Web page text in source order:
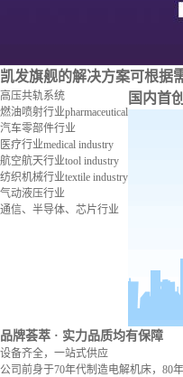
凯发旗舰的解决方案可根据
高压共轨系统
燃油喷射行业pharmaceutical
汽车零部件行业
医疗行业medical industry
航空航天行业tool industry
纺织机械行业textile industry
气动液压行业
通信、半导体、芯片行业
国内首
品牌荟萃 · 实力品质均有保障
设备齐全，一站式供应
公司前身于70年代制造电解机床，80